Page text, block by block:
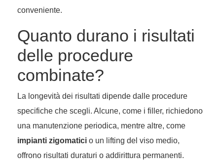
conveniente.
Quanto durano i risultati
delle procedure
combinate?
La longevità dei risultati dipende dalle procedure
specifiche che scegli. Alcune, come i filler, richiedono
una manutenzione periodica, mentre altre, come
impianti zigomatici o un lifting del viso medio,
offrono risultati duraturi o addirittura permanenti.